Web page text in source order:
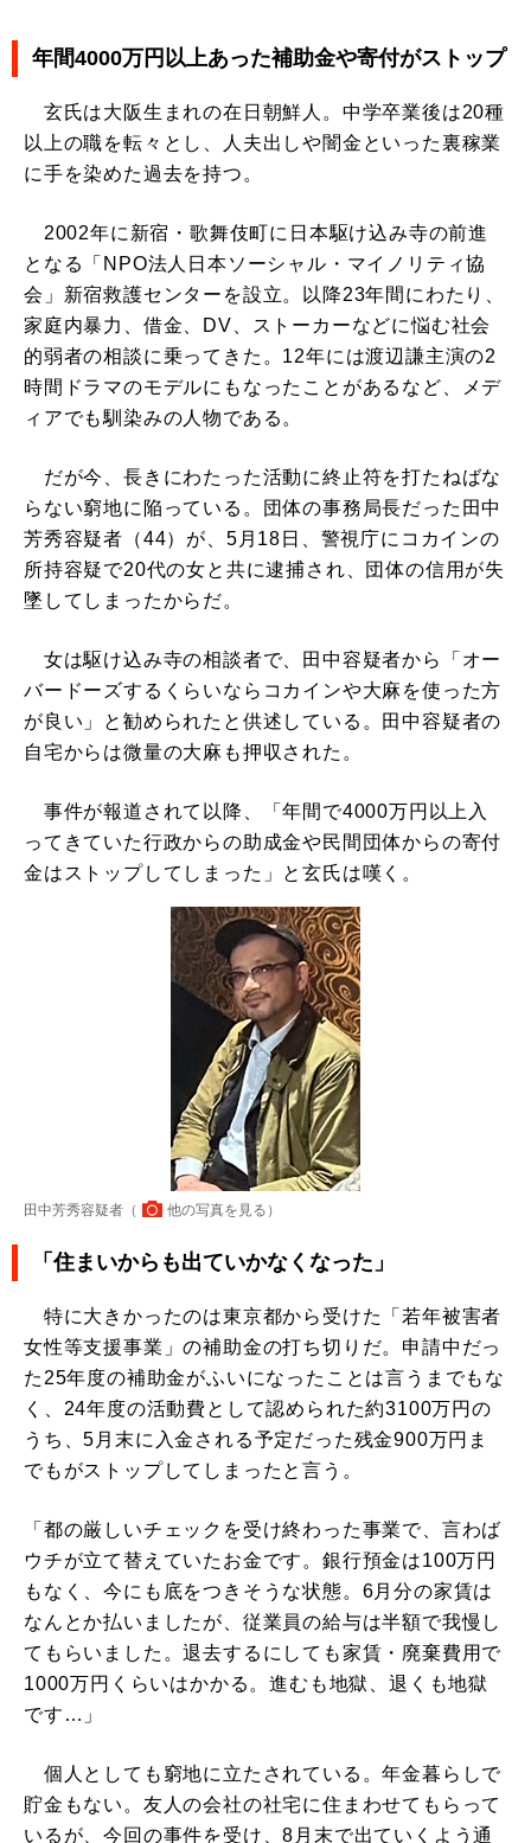
年間4000万円以上あった補助金や寄付がストップ
玄氏は大阪生まれの在日朝鮮人。中学卒業後は20種
以上の職を転々とし、人夫出しや闇金といった裏稼業
に手を染めた過去を持つ。
2002年に新宿・歌舞伎町に日本駆け込み寺の前進
となる「NPO法人日本ソーシャル・マイノリティ協
会」新宿救護センターを設立。以降23年間にわたり、
家庭内暴力、借金、DV、ストーカーなどに悩む社会
的弱者の相談に乗ってきた。12年には渡辺謙主演の2
時間ドラマのモデルにもなったことがあるなど、メデ
ィアでも馴染みの人物である。
だが今、長きにわたった活動に終止符を打たねばな
らない窮地に陥っている。団体の事務局長だった田中
芳秀容疑者（44）が、5月18日、警視庁にコカインの
所持容疑で20代の女と共に逮捕され、団体の信用が失
墜してしまったからだ。
女は駆け込み寺の相談者で、田中容疑者から「オー
バードーズするくらいならコカインや大麻を使った方
が良い」と勧められたと供述している。田中容疑者の
自宅からは微量の大麻も押収された。
事件が報道されて以降、「年間で4000万円以上入
ってきていた行政からの助成金や民間団体からの寄付
金はストップしてしまった」と玄氏は嘆く。
田中芳秀容疑者（ 他の写真を見る ）
「住まいからも出ていかなくなった」
特に大きかったのは東京都から受けた「若年被害者
女性等支援事業」の補助金の打ち切りだ。申請中だっ
た25年度の補助金がふいになったことは言うまでもな
く、24年度の活動費として認められた約3100万円の
うち、5月末に入金される予定だった残金900万円ま
でもがストップしてしまったと言う。
「都の厳しいチェックを受け終わった事業で、言わば
ウチが立て替えていたお金です。銀行預金は100万円
もなく、今にも底をつきそうな状態。6月分の家賃は
なんとか払いましたが、従業員の給与は半額で我慢し
てもらいました。退去するにしても家賃・廃棄費用で
1000万円くらいはかかる。進むも地獄、退くも地獄
です…」
個人としても窮地に立たされている。年金暮らしで
貯金もない。友人の会社の社宅に住まわせてもらって
いるが、今回の事件を受け、8月末で出ていくよう通